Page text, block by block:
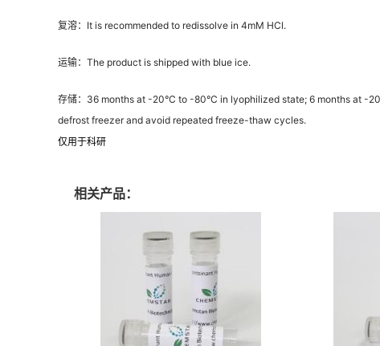
复溶：It is recommended to redissolve in 4mM HCl.
运输：The product is shipped with blue ice.
存储：36 months at -20°C to -80°C in lyophilized state; 6 months at -
defrost freezer and avoid repeated freeze-thaw cycles.
仅用于科研
相关产品：